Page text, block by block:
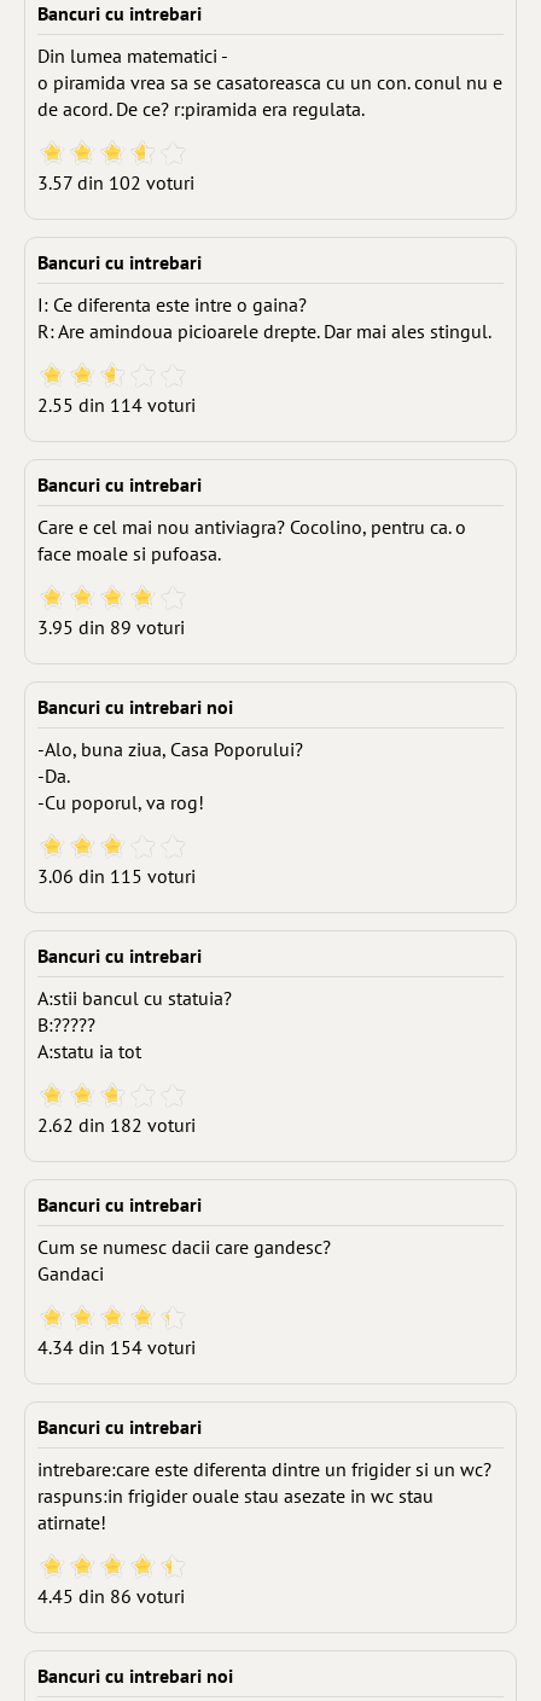
Bancuri cu intrebari
Din lumea matematici -
o piramida vrea sa se casatoreasca cu un con. conul nu e
de acord. De ce? r:piramida era regulata.
3.57 din 102 voturi
Bancuri cu intrebari
I: Ce diferenta este intre o gaina?
R: Are amindoua picioarele drepte. Dar mai ales stingul.
2.55 din 114 voturi
Bancuri cu intrebari
Care e cel mai nou antiviagra? Cocolino, pentru ca. o
face moale si pufoasa.
3.95 din 89 voturi
Bancuri cu intrebari noi
-Alo, buna ziua, Casa Poporului?
-Da.
-Cu poporul, va rog!
3.06 din 115 voturi
Bancuri cu intrebari
A:stii bancul cu statuia?
B:?????
A:statu ia tot
2.62 din 182 voturi
Bancuri cu intrebari
Cum se numesc dacii care gandesc?
Gandaci
4.34 din 154 voturi
Bancuri cu intrebari
intrebare:care este diferenta dintre un frigider si un wc?
raspuns:in frigider ouale stau asezate in wc stau
atirnate!
4.45 din 86 voturi
Bancuri cu intrebari noi